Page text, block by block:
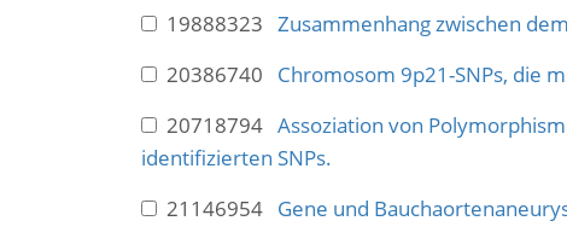
19888323 Zusammenhang zwischen
20386740 Chromosom 9p21-SNPs, die
20718794 Assoziation von
identifizierten SNPs.
21146954 Gene und